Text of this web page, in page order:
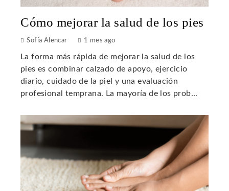
Cómo mejorar la salud de los pies
Sofía Alencar 1 mes ago
La forma más rápida de mejorar la salud de los
pies es combinar calzado de apoyo, ejercicio
diario, cuidado de la piel y una evaluación
profesional temprana. La mayoría de los prob...